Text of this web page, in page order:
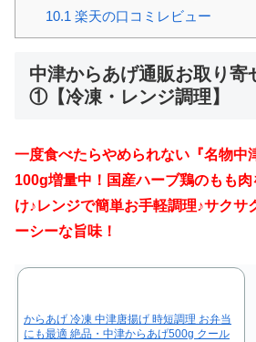
10.1 楽天の口コミレビュー
中津からあげ通販お取り寄
①【冷凍・レンジ調理】
一度食べたらやめられない『名物中
100g増量中！国産ハーブ鶏のもも
け♪レンジで簡単お手軽調理♪サクサ
ーシーな旨味！
からあげ 冷凍 中津唐揚げ 時短調理 お弁当
にも最適 絶品・中津からあげ500g クール